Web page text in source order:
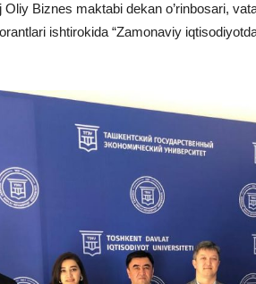
Oliy Biznes maktabi dekan o’rinbosari,
ishtirokida “Zamonaviy